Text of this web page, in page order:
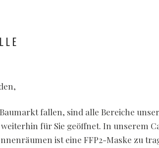
fallen, sind alle Bereiche
für Sie geöffnet. In unserem
ist eine FFP2-Maske zu